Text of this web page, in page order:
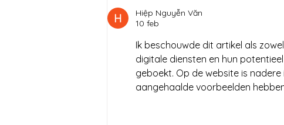
Hiệp Nguyễn Văn
10 feb
Ik beschouwde dit artikel als
digitale diensten en hun
geboekt. Op de website is
aangehaalde voorbeelden